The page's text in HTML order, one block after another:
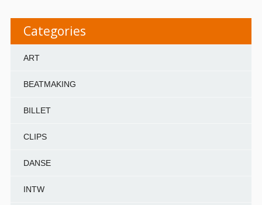
Categories
ART
BEATMAKING
BILLET
CLIPS
DANSE
INTW